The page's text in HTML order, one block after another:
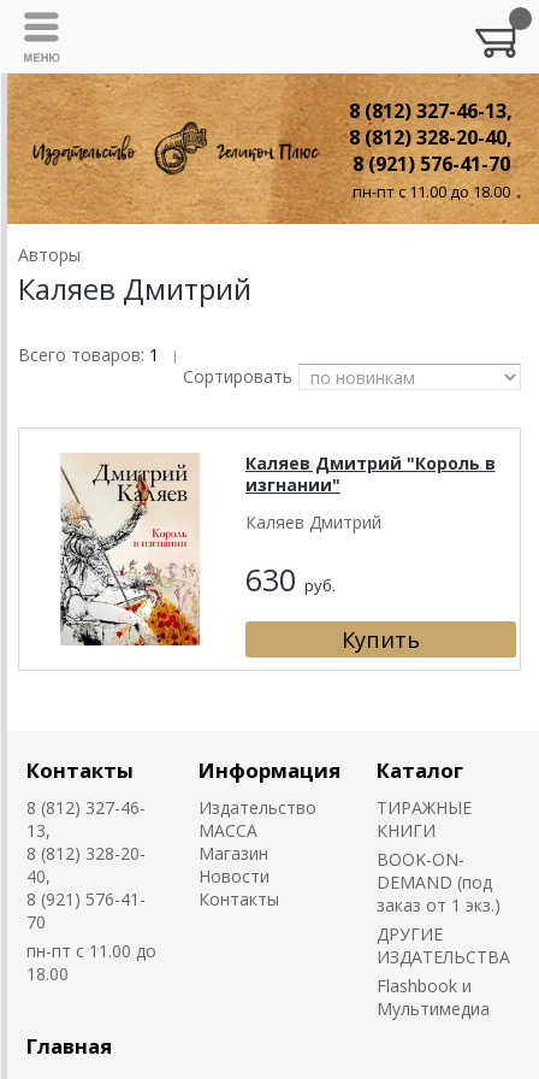
8 (812) 327-46-13,
8 (812) 328-20-40,
8 (921) 576-41-70
пн-пт с 11.00 до 18.00
Авторы
Каляев Дмитрий
Всего товаров: 1 |
Сортировать
Каляев Дмитрий "Король в
изгнании"
Каляев Дмитрий
630 руб.
Контакты
8 (812) 327-46-
13,
8 (812) 328-20-
40,
8 (921) 576-41-
70
пн-пт с 11.00 до
18.00
Информация
Издательство
MACCA
Магазин
Новости
Контакты
Каталог
ТИРАЖНЫЕ
КНИГИ
BOOK-ON-
DEMAND (под
заказ от 1 экз.)
ДРУГИЕ
ИЗДАТЕЛЬСТВА
Flashbook и
Мультимедиа
Главная